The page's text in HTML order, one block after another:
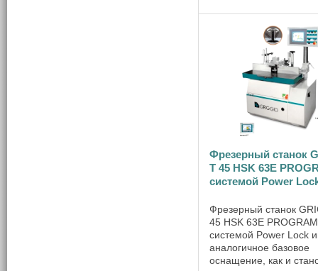
плоское и профильное
строгание кромок
Фрезерный станок
Т 45 HSK 63E
сиcтемой Power
Фрезерный станок
45 HSK 63E
системой Power Lock
аналогичное базовое
оснащение, как и